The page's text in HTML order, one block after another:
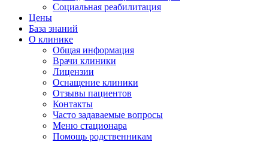
Социальная реабилитация
Цены
База знаний
О клинике
Общая информация
Врачи клиники
Лицензии
Оснащение клиники
Отзывы пациентов
Контакты
Часто задаваемые вопросы
Меню стационара
Помощь родственникам